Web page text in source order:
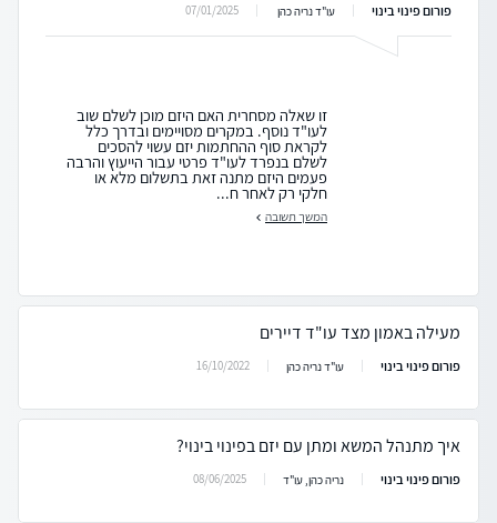
פורום פינוי בינוי עו"ד נריה כהן 07/01/2025
זו שאלה מסחרית האם היזם מוכן לשלם שוב
לעו"ד נוסף. במקרים מסויימים ובדרך כלל
לקראת סוף ההחתמות יזם עשוי להסכים
לשלם בנפרד לעו"ד פרטי עבור הייעוץ והרבה
פעמים היזם מתנה זאת בתשלום מלא או
חלקי רק לאחר ח...
המשך תשובה
מעילה באמון מצד עו"ד דיירים
פורום פינוי בינוי עו"ד נריה כהן 16/10/2022
איך מתנהל המשא ומתן עם יזם בפינוי בינוי?
פורום פינוי בינוי נריה כהן, עו"ד 08/06/2025